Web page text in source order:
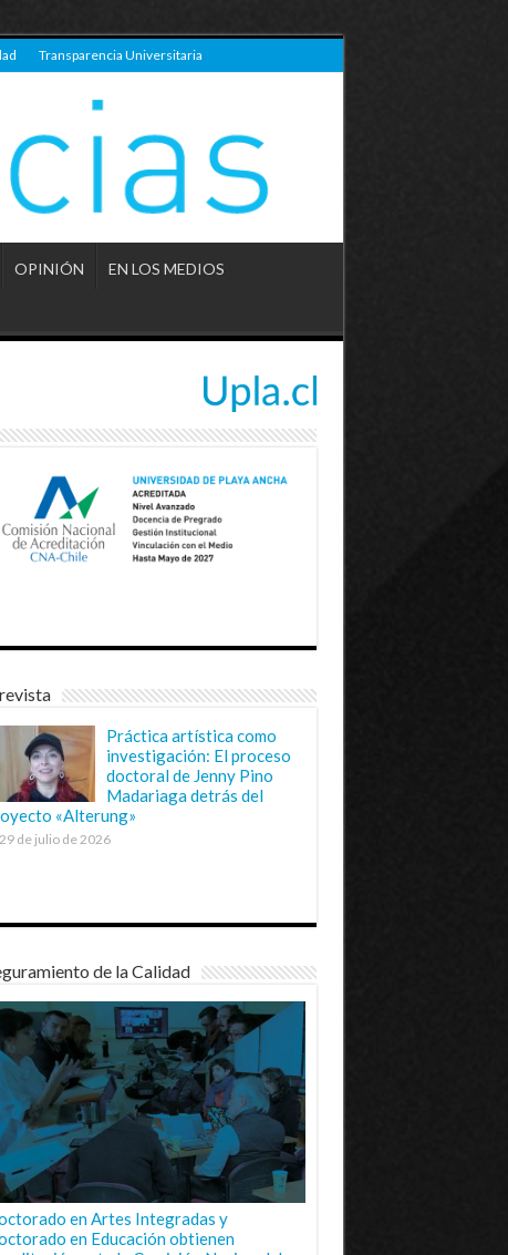
Transparencia Universitaria
OPINIÓN EN LOS MEDIOS
Práctica artística como
investigación: El proceso
doctoral de Jenny Pino
Madariaga detrás del
«Alterung»
29 de julio de 2026
de la Calidad
en Artes Integradas y
en Educación obtienen